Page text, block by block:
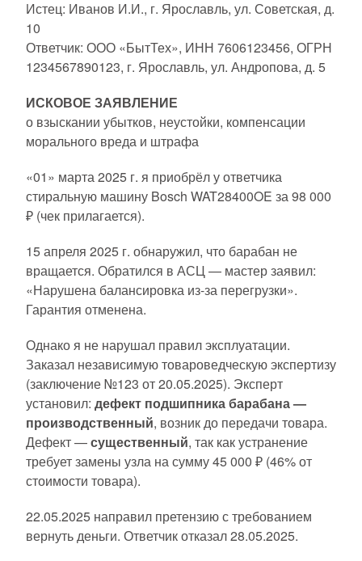
Истец: Иванов И.И., г. Ярославль, ул. Советская, д.
10
Ответчик: ООО «БытТех», ИНН 7606123456, ОГРН
1234567890123, г. Ярославль, ул. Андропова, д. 5
ИСКОВОЕ ЗАЯВЛЕНИЕ
о взыскании убытков, неустойки, компенсации
морального вреда и штрафа
«01» марта 2025 г. я приобрёл у ответчика
стиральную машину Bosch WAT28400OE за 98 000
₽ (чек прилагается).
15 апреля 2025 г. обнаружил, что барабан не
вращается. Обратился в АСЦ — мастер заявил:
«Нарушена балансировка из-за перегрузки».
Гарантия отменена.
Однако я не нарушал правил эксплуатации.
Заказал независимую товароведческую экспертизу
(заключение №123 от 20.05.2025). Эксперт
установил: дефект подшипника барабана —
производственный, возник до передачи товара.
Дефект —существенный, так как устранение
требует замены узла на сумму 45 000 ₽ (46% от
стоимости товара).
22.05.2025 направил претензию с требованием
вернуть деньги. Ответчик отказал 28.05.2025.